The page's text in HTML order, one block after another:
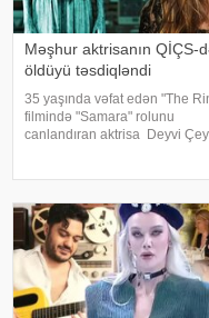
Məşhur aktrisanın QİÇS-
öldüyü təsdiqləndi
35 yaşında vəfat edən "The
filmində "Samara" rolunu
canlandıran aktrisa Deyvi
İdarəsini